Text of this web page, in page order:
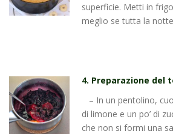
superficie. Metti in
meglio se tutta la
4. Preparazione del
– In un pentolino,
di limone e un po’ di
che non si formi una